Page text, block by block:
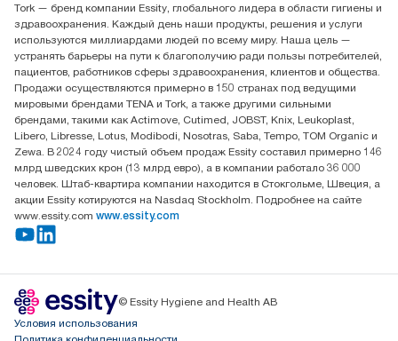
Контакты на рынках СНГ
ООО «Эссити», Представительство в Казахстане Пр.
Достык, 210, 2 блок, 3 этаж,
офис №32 050051, г.
Алматы, Казахстан
Tork — бренд компании Essity, глобального лидера в области гигиены и
здравоохранения. Каждый день наши продукты, решения и услуги
используются миллиардами людей по всему миру. Наша цель —
устранять барьеры на пути к благополучию ради пользы потребителей,
пациентов, работников сферы здравоохранения, клиентов и общества.
Продажи осуществляются примерно в 150 странах под ведущими
мировыми брендами TENA и Tork, а также другими сильными
брендами, такими как Actimove, Cutimed, JOBST, Knix, Leukoplast,
Libero, Libresse, Lotus, Modibodi, Nosotras, Saba, Tempo, TOM Organic и
Zewa. В 2024 году чистый объем продаж Essity составил примерно 146
млрд шведских крон (13 млрд евро), а в компании работало 36 000
человек. Штаб-квартира компании находится в Стокгольме, Швеция, а
акции Essity котируются на Nasdaq Stockholm. Подробнее на сайте
www.essity.com www.essity.com
© Essity Hygiene and Health AB
Условия использования